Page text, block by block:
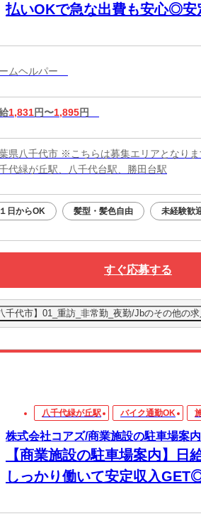
払いOKで急な出費も安心◎安
ムヘルパー
1,831円〜1,895円
県八千代市 ※こちらは募集エリアとなりま
代緑が丘駅、八千代台駅、勝田台駅
日からOK 髪型・髪色自由 未経験歓
すぐ応募する
千代市】01_重訪_非常勤_夜勤/Jbのその他の
八千代緑が丘駅 バイク通勤OK
株式会社コアズ/商業施設の駐車場案
【商業施設の駐車場案内】
しっかり働いて安定収入